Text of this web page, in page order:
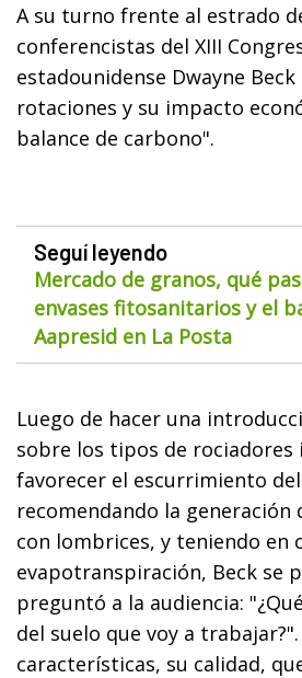
A su turno frente al estrado
conferencistas del XIII
estadounidense Dwayne
rotaciones y su impacto
balance de carbono".
Seguí leyendo
Mercado de granos, qué
envases fitosanitarios y el
Aapresid en La Posta
Luego de hacer una
sobre los tipos de rociadores
favorecer el escurrimiento
recomendando la generación
con lombrices, y teniendo en
evapotranspiración, Beck se
preguntó a la audiencia:
del suelo que voy a
características, su calidad,